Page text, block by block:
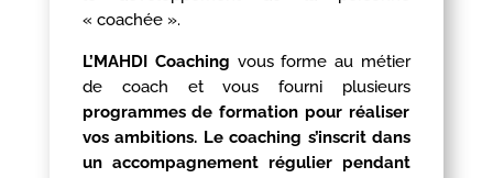
« coachée ».
L’MAHDI Coaching vous forme au métier
de coach et vous fourni plusieurs
programmes de formation pour réaliser
vos ambitions. Le coaching s’inscrit dans
un accompagnement régulier pendant